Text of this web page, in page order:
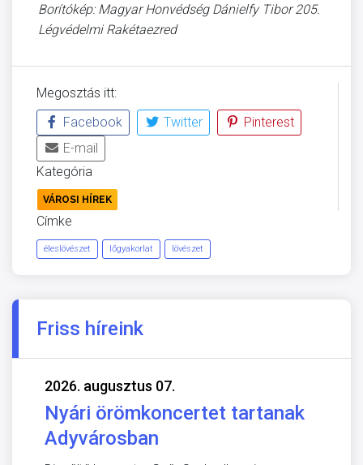
Borítókép: Magyar Honvédség Dánielfy Tibor 205.
Légvédelmi Rakétaezred
Megosztás itt:
Facebook
Twitter
Pinterest
E-mail
Kategória
VÁROSI HÍREK
Címke
éleslövészet lőgyakorlat lövészet
Friss híreink
2026. augusztus 07.
Nyári örömkoncertet tartanak
Adyvárosban